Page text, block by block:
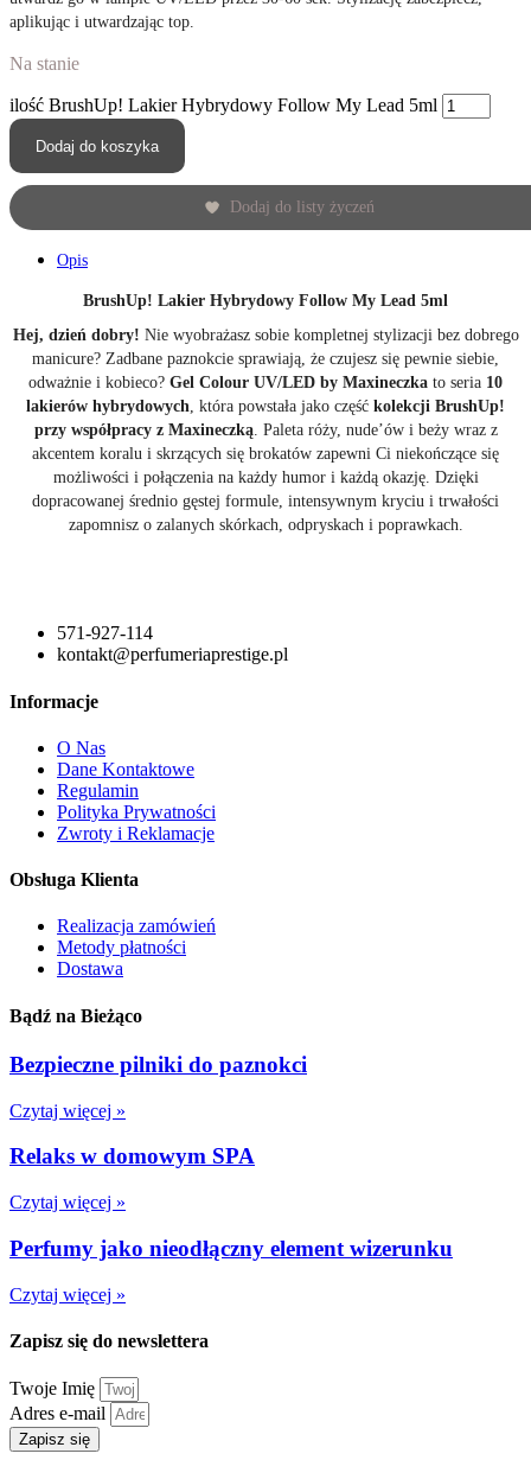
aplikując i utwardzając top.
Na stanie
ilość BrushUp! Lakier Hybrydowy Follow My Lead 5ml
Dodaj do koszyka
Dodaj do listy życzeń
Opis
BrushUp! Lakier Hybrydowy Follow My Lead 5ml
Hej, dzień dobry! Nie wyobrażasz sobie kompletnej stylizacji bez dobrego
manicure? Zadbane paznokcie sprawiają, że czujesz się pewnie siebie,
odważnie i kobieco? Gel Colour UV/LED by Maxineczka to seria 10
lakierów hybrydowych, która powstała jako część kolekcji BrushUp!
przy współpracy z Maxineczką. Paleta róży, nude’ów i beży wraz z
akcentem koralu i skrzących się brokatów zapewni Ci niekończące się
możliwości i połączenia na każdy humor i każdą okazję. Dzięki
dopracowanej średnio gęstej formule, intensywnym kryciu i trwałości
zapomnisz o zalanych skórkach, odpryskach i poprawkach.
571-927-114
kontakt@perfumeriaprestige.pl
Informacje
O Nas
Dane Kontaktowe
Regulamin
Polityka Prywatności
Zwroty i Reklamacje
Obsługa Klienta
Realizacja zamówień
Metody płatności
Dostawa
Bądź na Bieżąco
Bezpieczne pilniki do paznokci
Czytaj więcej »
Relaks w domowym SPA
Czytaj więcej »
Perfumy jako nieodłączny element wizerunku
Czytaj więcej »
Zapisz się do newslettera
Twoje Imię
Adres e-mail
Zapisz się